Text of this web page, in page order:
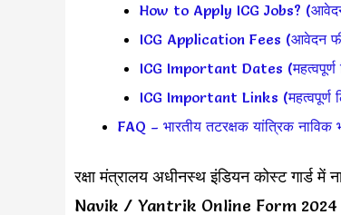
How to Apply ICG Jobs?
ICG Application Fees (आवेदन
ICG Important Dates (महत्वपूर्ण
ICG Important Links (महत्वपूर्ण
FAQ – भारतीय तटरक्षक यांत्रिक नाविक
रक्षा मंत्रालय अधीनस्थ इंडियन कोस्ट गार्ड में
Navik / Yantrik Online Form 2024